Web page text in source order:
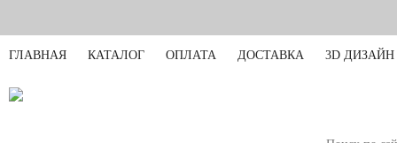
ГЛАВНАЯ КАТАЛОГ ОПЛАТА ДОСТАВКА 3D ДИЗАЙН